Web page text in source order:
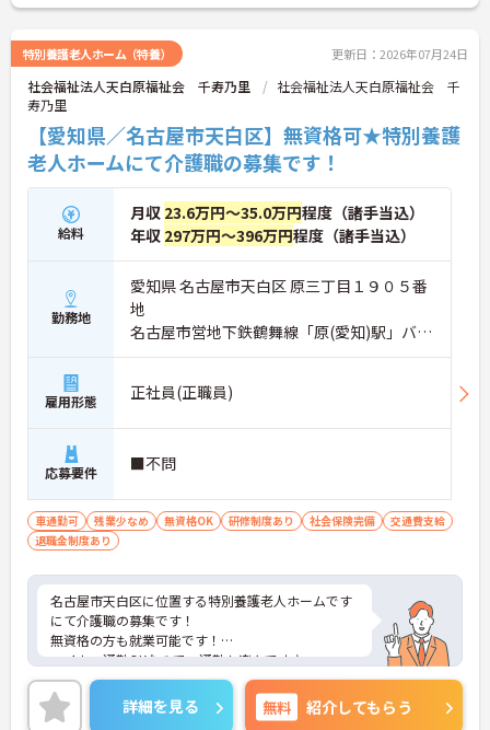
特別養護老人ホーム（特養） 更新日：2026年07月24日
社会福祉法人天白原福祉会 千寿乃里
社会福祉法人天白原福祉会 千
寿乃里
【愛知県／名古屋市天白区】無資格可★特別養護
老人ホームにて介護職の募集です！
給料
月収 23.6万円～35.0万円程度（諸手当込）
年収 297万円～396万円程度（諸手当込）
勤務地
愛知県 名古屋市天白区 原三丁目１９０５番
地
名古屋市営地下鉄鶴舞線「原(愛知)駅」バ
ス・車4分
雇用形態 正社員(正職員)
応募要件 ■不問
車通勤可 残業少なめ 無資格OK 研修制度あり 社会保険完備
交通費支給
退職金制度あり
名古屋市天白区に位置する特別養護老人ホームです
にて介護職の募集です！
無資格の方も就業可能です！
マイカー通勤OKなので、通勤も楽々です♪
ご興味をお持ちの方には詳細の情報や面接のポイン
トをお伝えしますのでお気軽にお問い合わせくださ
いませ。
詳細を見る 無料 紹介してもらう